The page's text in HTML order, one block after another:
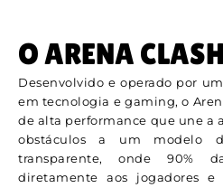
O ARENA CLASH
Desenvolvido e operado por
em tecnologia e gaming, o
de alta performance que une a
obstáculos a um modelo
transparente, onde 90%
diretamente aos jogadores e